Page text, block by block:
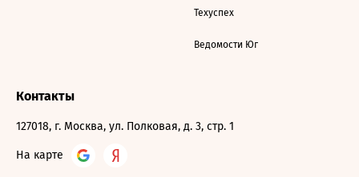
Техуспех
Ведомости Юг
Контакты
127018, г. Москва, ул. Полковая, д. 3, стр. 1
На карте